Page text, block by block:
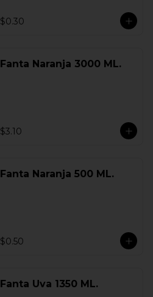
$0.30
Fanta Naranja 3000 ML.
$3.10
Fanta Naranja 500 ML.
$0.50
Fanta Uva 1350 ML.